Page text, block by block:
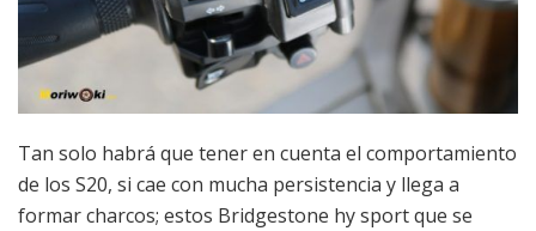
Tan solo habrá que tener en cuenta el comportamiento
de los S20, si cae con mucha persistencia y llega a
formar charcos; estos Bridgestone hy sport que se